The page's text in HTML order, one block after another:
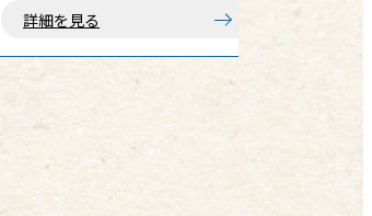
トの無機質な四角い建物。失礼なが
あるいは廃墟のようにも見える。潮
風にさらされ、かなり年季が入って
もいない。 本当にここが入浴施設な
のか？ だが、この鄙びた、ただなら
ぬ「秘湯オーラ」……嫌いじゃな
い。いや、むしろ大好物だ。 意を決
詳細を見る